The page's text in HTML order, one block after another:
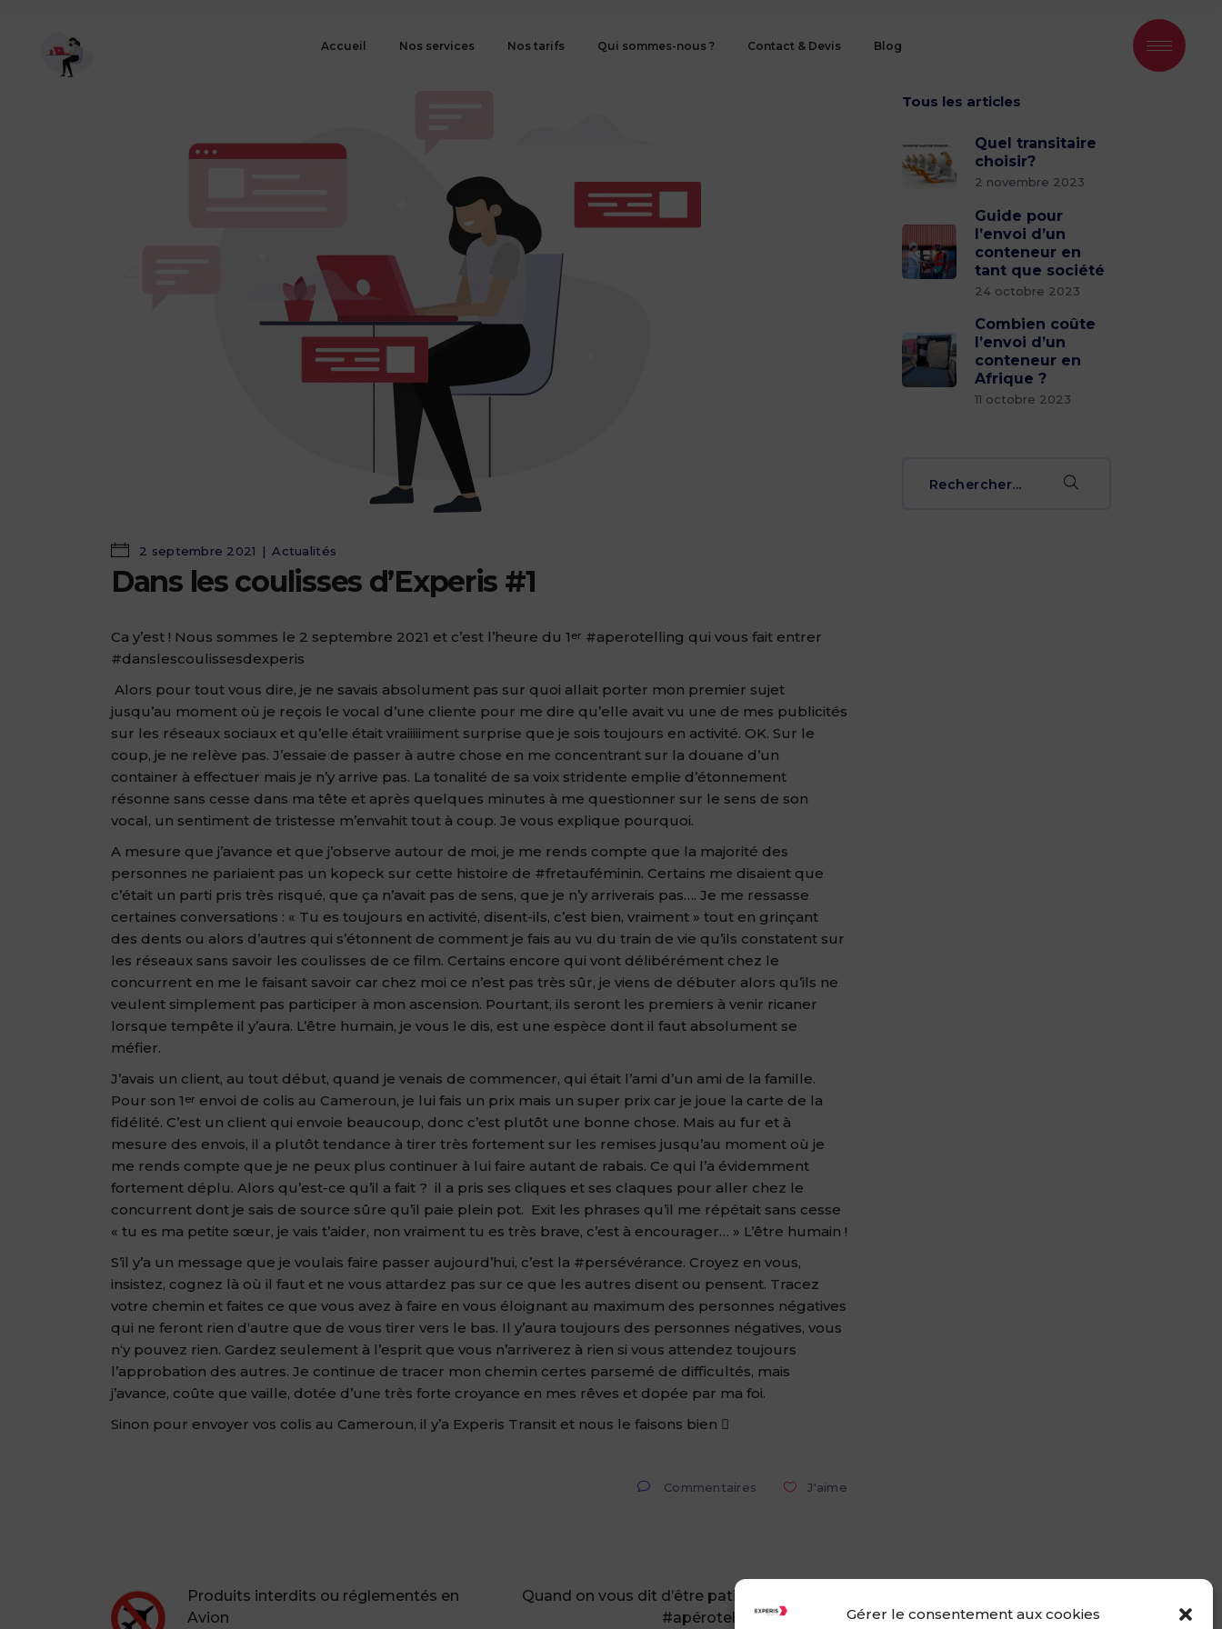
Gérer le consentement aux cookies
Accueil Nos services Nos tarifs Qui sommes-nous ? Contact & Devis Blog
2 septembre 2021 Actualités
Dans les coulisses d’Experis #1
Ca y’est ! Nous sommes le 2 septembre 2021 et c’est l’heure du 1 er #aperotelling qui vous fait entrer
#danslescoulissesdexperis
Alors pour tout vous dire, je ne savais absolument pas sur quoi allait porter mon premier sujet
jusqu’au moment où je reçois le vocal d’une cliente pour me dire qu’elle avait vu une de mes publicités
sur les réseaux sociaux et qu’elle était vraiiiiiment surprise que je sois toujours en activité. OK. Sur le
coup, je ne relève pas. J’essaie de passer à autre chose en me concentrant sur la douane d’un
container à effectuer mais je n’y arrive pas. La tonalité de sa voix stridente emplie d’étonnement
résonne sans cesse dans ma tête et après quelques minutes à me questionner sur le sens de son
vocal, un sentiment de tristesse m’envahit tout à coup. Je vous explique pourquoi.
A mesure que j’avance et que j’observe autour de moi, je me rends compte que la majorité des
personnes ne pariaient pas un kopeck sur cette histoire de #fretauféminin. Certains me disaient que
c’était un parti pris très risqué, que ça n’avait pas de sens, que je n’y arriverais pas…. Je me ressasse
certaines conversations : « Tu es toujours en activité, disent-ils, c’est bien, vraiment » tout en grinçant
des dents ou alors d’autres qui s’étonnent de comment je fais au vu du train de vie qu’ils constatent sur
les réseaux sans savoir les coulisses de ce film. Certains encore qui vont délibérément chez le
concurrent en me le faisant savoir car chez moi ce n’est pas très sûr, je viens de débuter alors qu’ils ne
veulent simplement pas participer à mon ascension. Pourtant, ils seront les premiers à venir ricaner
lorsque tempête il y’aura. L’être humain, je vous le dis, est une espèce dont il faut absolument se
méfier.
J’avais un client, au tout début, quand je venais de commencer, qui était l’ami d’un ami de la famille.
Pour son 1 er envoi de colis au Cameroun, je lui fais un prix mais un super prix car je joue la carte de la
fidélité. C’est un client qui envoie beaucoup, donc c’est plutôt une bonne chose. Mais au fur et à
mesure des envois, il a plutôt tendance à tirer très fortement sur les remises jusqu’au moment où je
me rends compte que je ne peux plus continuer à lui faire autant de rabais. Ce qui l’a évidemment
fortement déplu. Alors qu’est-ce qu’il a fait ? il a pris ses cliques et ses claques pour aller chez le
concurrent dont je sais de source sûre qu’il paie plein pot. Exit les phrases qu’il me répétait sans cesse
« tu es ma petite sœur, je vais t’aider, non vraiment tu es très brave, c’est à encourager… » L’être humain !
S’il y’a un message que je voulais faire passer aujourd’hui, c’est la #persévérance. Croyez en vous,
insistez, cognez là où il faut et ne vous attardez pas sur ce que les autres disent ou pensent. Tracez
votre chemin et faites ce que vous avez à faire en vous éloignant au maximum des personnes négatives
qui ne feront rien d‘autre que de vous tirer vers le bas. Il y’aura toujours des personnes négatives, vous
n‘y pouvez rien. Gardez seulement à l’esprit que vous n’arriverez à rien si vous attendez toujours
l’approbation des autres. Je continue de tracer mon chemin certes parsemé de difficultés, mais
j’avance, coûte que vaille, dotée d’une très forte croyance en mes rêves et dopée par ma foi.
Sinon pour envoyer vos colis au Cameroun, il y’a Experis Transit et nous le faisons bien 
Commentaires J'aime
Produits interdits ou réglementés en
Avion
Quand on vous dit d’être patient…
#apérotelling2
Tous les articles
Quel transitaire
choisir?
2 novembre 2023
Guide pour
l’envoi d’un
conteneur en
tant que société
24 octobre 2023
Combien coûte
l’envoi d’un
conteneur en
Afrique ?
11 octobre 2023
pour: